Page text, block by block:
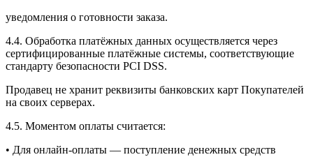
уведомления о готовности заказа.
4.4. Обработка платёжных данных осуществляется через
сертифицированные платёжные системы, соответствующие
стандарту безопасности PCI DSS.
Продавец не хранит реквизиты банковских карт Покупателей
на своих серверах.
4.5. Моментом оплаты считается:
• Для онлайн-оплаты — поступление денежных средств